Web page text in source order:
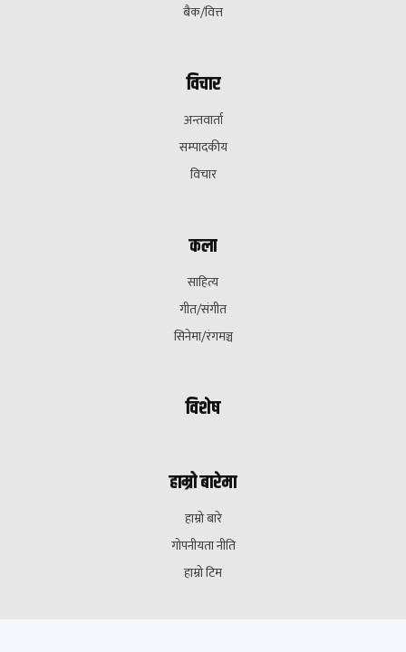
बैक/वित्त
विचार
अन्तवार्ता
सम्पादकीय
विचार
कला
साहित्य
गीत/संगीत
सिनेमा/रंगमञ्च
विशेष
हाम्रो बारेमा
हाम्रो बारे
गोपनीयता नीति
हाम्रो टिम